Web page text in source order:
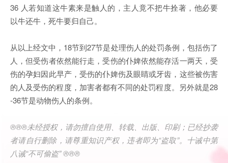
36 人若知道这牛素来是触人的，主人竟不把牛拴著，他必要
以牛还牛，死牛要归自己。
从以上经文中，18节到27节是处理伤人的处罚条例，包括伤了
人，但受伤者依然能行走，受伤的仆婢依然能存活一两天，受
伤的孕妇因此早产，受伤的仆婢伤及眼睛或牙齿，这些被伤害
的人及受伤的程度，加害者都有不同的处罚程度。另外就是28
-36节是动物伤人的条例。
®®®未经授权，请勿擅自使用、转载、出版、印刷；已经抄袭
者请自行删除，请尊重知识产权，违者即为“盗取”。十诫中第
八诫“不可偷盗” ®®®